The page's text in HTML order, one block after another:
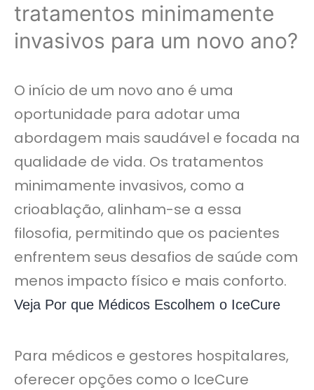
tratamentos minimamente
invasivos para um novo ano?
O início de um novo ano é uma
oportunidade para adotar uma
abordagem mais saudável e focada na
qualidade de vida. Os tratamentos
minimamente invasivos, como a
crioablação, alinham-se a essa
filosofia, permitindo que os pacientes
enfrentem seus desafios de saúde com
menos impacto físico e mais conforto.
Veja Por que Médicos Escolhem o IceCure
Para médicos e gestores hospitalares,
oferecer opções como o IceCure